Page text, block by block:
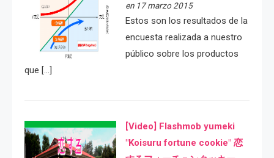
en 17 marzo 2015
Estos son los resultados de la
encuesta realizada a nuestro
público sobre los productos
que […]
[Video] Flashmob yumeki
"Koisuru fortune cookie" 恋